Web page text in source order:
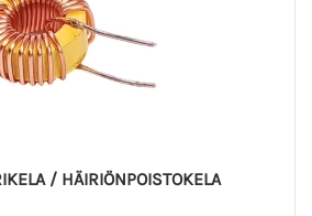
/ HÄIRIÖNPOISTOKELA